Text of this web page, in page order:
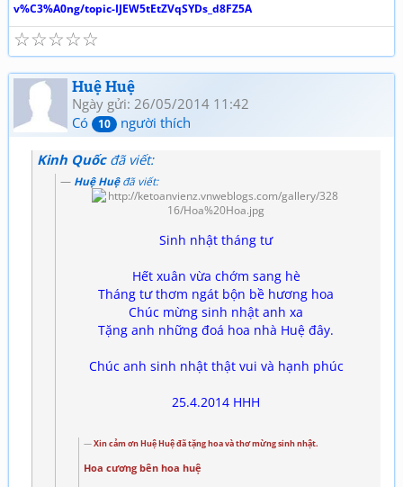
v%C3%A0ng/topic-IJEW5tEtZVqSYDs_d8FZ5A
☆
☆
☆
☆
☆
Huệ Huệ
Ngày gửi: 26/05/2014 11:42
Có
10 người thích
Kinh Quốcđã viết:
Huệ Huệđã viết:
Sinh nhật tháng tư
Hết xuân vừa chớm sang hè
Tháng tư thơm ngát bộn bề hương hoa
Chúc mừng sinh nhật anh xa
Tặng anh những đoá hoa nhà Huệ đây.
Chúc anh sinh nhật thật vui và hạnh phúc
25.4.2014 HHH
Xin cảm ơn Huệ Huệ đã tặng hoa và thơ mừng sinh nhật.
Hoa cương bên hoa huệ